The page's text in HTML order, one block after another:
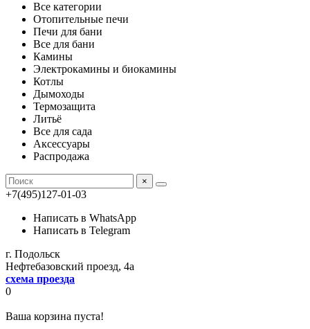
Все категории
Отопительные печи
Печи для бани
Все для бани
Камины
Электрокамины и биокамины
Котлы
Дымоходы
Термозащита
Литьё
Все для сада
Аксессуары
Распродажа
×
+7(495)127-01-03
Написать в WhatsApp
Написать в Telegram
г. Подольск
Нефтебазовский проезд, 4а
схема проезда
0
Ваша корзина пуста!